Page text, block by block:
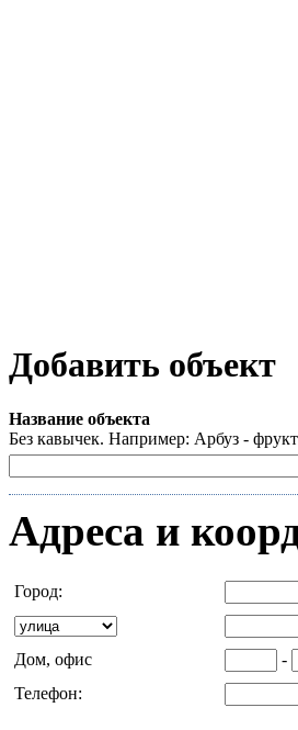
Добавить объект
Название объекта
Без кавычек. Например: Арбуз -
Адреса и
Город:
Дом, офис
-
Телефон: